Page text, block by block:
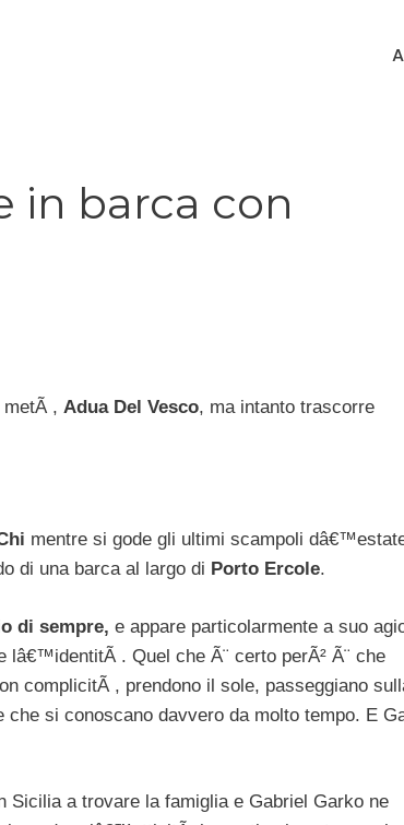
in barca con
, Adua Del Vesco, ma intanto trascorre
mentre si gode gli ultimi scampoli
di una barca al largo di Porto Ercole.
di sempre, e appare particolarmente a suo
. Quel che Ã¨ certo perÃ² Ã¨ che
complicitÃ , prendono il sole, passeggiano
si conoscano davvero da molto tempo. E
Sicilia a trovare la famiglia e Gabriel Garko ne